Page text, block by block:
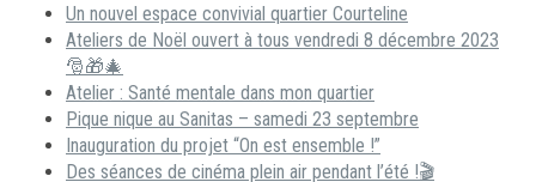
Un nouvel espace convivial quartier Courteline
Ateliers de Noël ouvert à tous vendredi 8 décembre 2023
🎅🎁🎄
Atelier : Santé mentale dans mon quartier
Pique nique au Sanitas – samedi 23 septembre
Inauguration du projet “On est ensemble !”
Des séances de cinéma plein air pendant l’été !🎬